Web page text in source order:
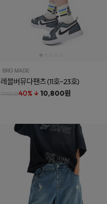
레블버뮤다팬츠(11호~23호)
17,900원40% ↓ 10,800원